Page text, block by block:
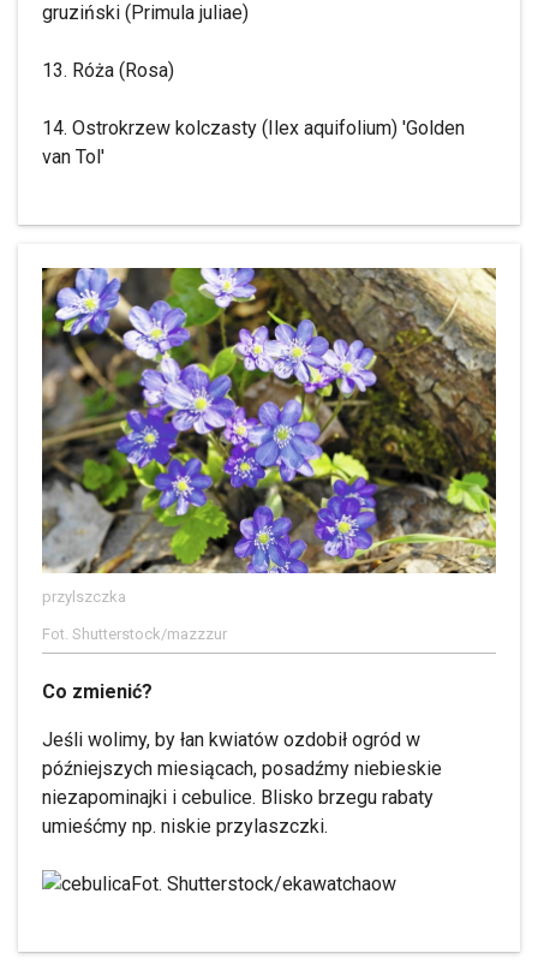
gruziński (Primula juliae)
13. Róża (Rosa)
14. Ostrokrzew kolczasty (Ilex aquifolium) 'Golden
van Tol'
przylszczka
Fot. Shutterstock/mazzzur
Co zmienić?
Jeśli wolimy, by łan kwiatów ozdobił ogród w
późniejszych miesiącach, posadźmy niebieskie
niezapominajki i cebulice. Blisko brzegu rabaty
umieśćmy np. niskie przylaszczki.
Fot. Shutterstock/ekawatchaow